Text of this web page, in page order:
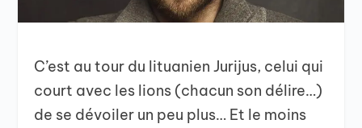
C’est au tour du lituanien Jurijus, celui qui
court avec les lions (chacun son délire…)
de se dévoiler un peu plus… Et le moins